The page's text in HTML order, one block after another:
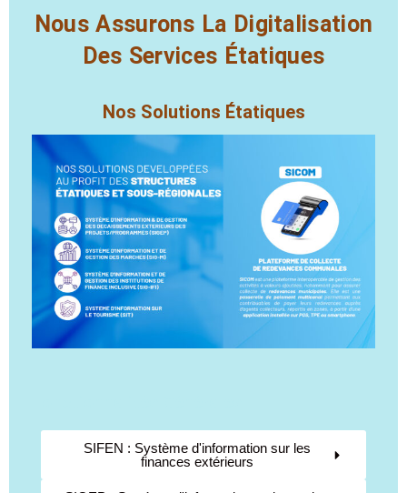
Nous Assurons La Digitalisation
Des Services Étatiques
Nos Solutions Étatiques
SIFEN : Système d'information sur les
finances extérieurs